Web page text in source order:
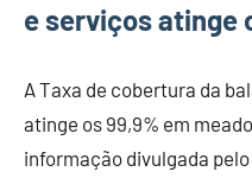
e serviços atinge
A Taxa de cobertura da
atinge os 99,9% em
informação divulgada pelo